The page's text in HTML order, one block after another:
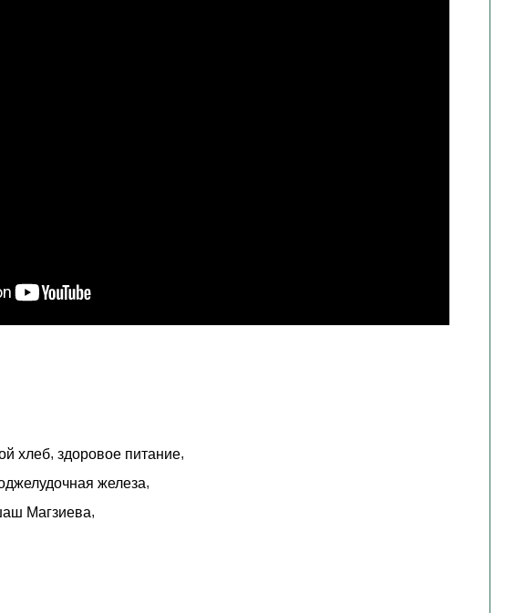
хлеб, здоровое питание,
железа,
Магзиева,